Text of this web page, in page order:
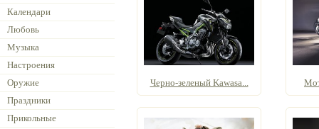
Календари
Любовь
Музыка
Настроения
Оружие
Праздники
Прикольные
Черно-зеленый Kawasa...